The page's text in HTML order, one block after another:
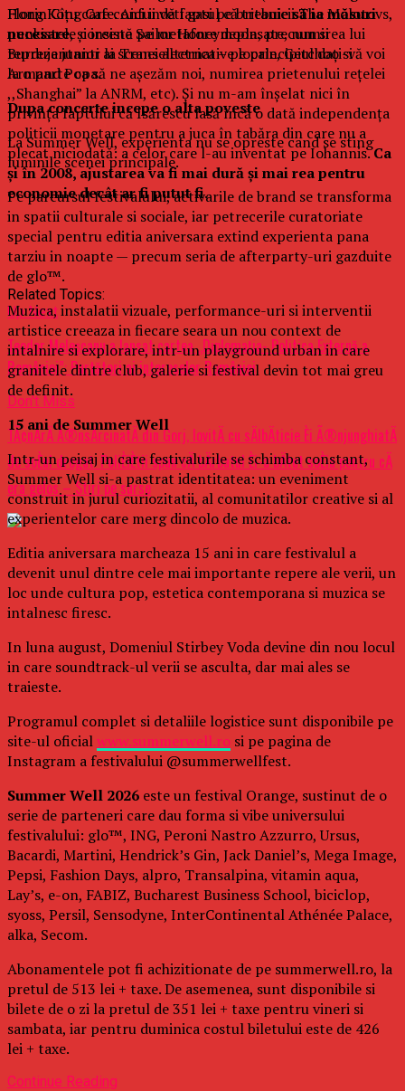
Florin Cîțu care confundă faptul că trebuiesă ia măsuri
necesare, și insistă pe metafore deplasate, numirea lui
Burduja junior la Transelectrica – pe principiul dați-vă voi
la o parte ca să ne așezăm noi, numirea prietenului rețelei
,,Shanghai” la ANRM, etc). Și nu m-am înșelat nici în
privința faptului că Isărescu lasă încă o dată independența
politicii monetare pentru a juca în tabăra din care nu a
plecat niciodată: a celor care l-au inventat pe Iohannis.Ca
și în 2008, ajustarea va fi mai dură și mai rea pentru
economie decât ar fi putut fi.
Related Topics:
Up Next
Teodor Meleşcanu a lansat cartea „Diplomaţia- Politica Externă a
României”: Purtători ai intereselor României
Don't Miss
TÃ¢nÄrÄ Ã®nsÄrcinatÄ din Gorj, lovitÄ cu sÄlbÄticie Èi Ã®njunghiatÄ
de soÈul drogat: PoliÈiÈtii spun cÄ bÄrbatul Èi-a bÄtut soÈia pentru cÄ
era gelos – Stiri pe surse
Hong Kong Cafe. Aici ii veti gasi pe britanicii The Molotovs,
punkistele coreene Sailor Honeymoon, precum si
reprezentanti ai scenei alternative locale, Getchoo si
Armand Popa.
Dupa concerte incepe o alta poveste
La Summer Well, experienta nu se opreste cand se sting
luminile scenei principale.
Pe parcursul festivalului, activarile de brand se transforma
in spatii culturale si sociale, iar petrecerile curatoriate
special pentru editia aniversara extind experienta pana
tarziu in noapte — precum seria de afterparty-uri gazduite
de glo™.
Muzica, instalatii vizuale, performance-uri si interventii
artistice creeaza in fiecare seara un nou context de
intalnire si explorare, intr-un playground urban in care
granitele dintre club, galerie si festival devin tot mai greu
de definit.
15 ani de Summer Well
Intr-un peisaj in care festivalurile se schimba constant,
Summer Well si-a pastrat identitatea: un eveniment
construit in jurul curiozitatii, al comunitatilor creative si al
experientelor care merg dincolo de muzica.
Editia aniversara marcheaza 15 ani in care festivalul a
devenit unul dintre cele mai importante repere ale verii, un
loc unde cultura pop, estetica contemporana si muzica se
intalnesc firesc.
In luna august, Domeniul Stirbey Voda devine din nou locul
in care soundtrack-ul verii se asculta, dar mai ales se
traieste.
Programul complet si detaliile logistice sunt disponibile pe
site-ul oficialwww.summerwell.ro si pe pagina de
Instagram a festivalului @summerwellfest.
Summer Well 2026 este un festival Orange, sustinut de o
serie de parteneri care dau forma si vibe universului
festivalului: glo™, ING, Peroni Nastro Azzurro, Ursus,
Bacardi, Martini, Hendrick’s Gin, Jack Daniel’s, Mega Image,
Pepsi, Fashion Days, alpro, Transalpina, vitamin aqua,
Lay’s, e-on, FABIZ, Bucharest Business School, biciclop,
syoss, Persil, Sensodyne, InterContinental Athénée Palace,
alka, Secom.
Abonamentele pot fi achizitionate de pe summerwell.ro, la
pretul de 513 lei + taxe. De asemenea, sunt disponibile si
bilete de o zi la pretul de 351 lei + taxe pentru vineri si
sambata, iar pentru duminica costul biletului este de 426
lei + taxe.
Continue Reading